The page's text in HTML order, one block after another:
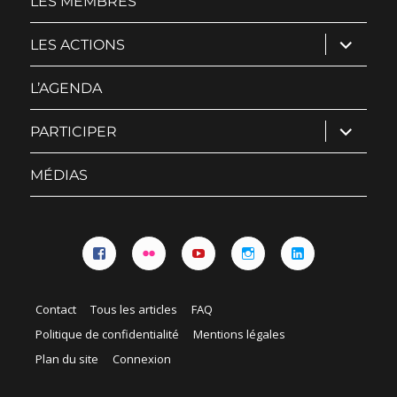
LES ACTIONS ouvrir
le
sous-
L’AGENDA
PARTICIPER ouvrir
le
sous-
MÉDIAS
Contact Tous les articles
FAQ
Politique de confidentialité
Mentions légales
Plan du site
Connexion